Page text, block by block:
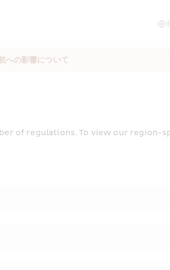
への影響について
of regulations. To view our region-